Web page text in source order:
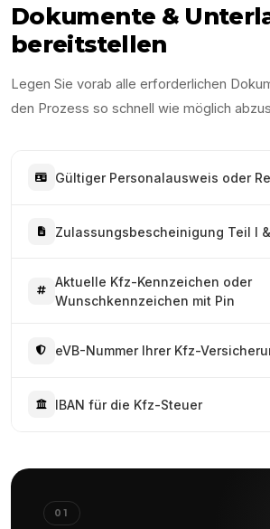
Dokumente &
bereitstellen
Legen Sie vorab alle erforderlichen
den Prozess so schnell wie möglich
Gültiger Personalausweis oder
Zulassungsbescheinigung Teil I
Aktuelle Kfz-Kennzeichen oder
Wunschkennzeichen mit Pin
eVB-Nummer Ihrer Kfz-
IBAN für die Kfz-Steuer
01